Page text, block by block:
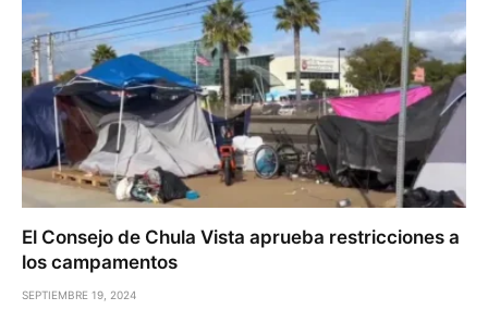
El Consejo de Chula Vista aprueba restricciones a
los campamentos
SEPTIEMBRE 19, 2024